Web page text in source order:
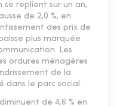
se replient sur un an,
de 2,0 %, en
des prix de
plus marquée
Les
ordures ménagères
de la
dans le parc social.
de 4,6 % en